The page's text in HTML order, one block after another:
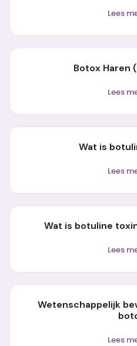
Lees
Botox Haren
Lees
Wat is
Lees
Wat is botuline
Lees
Wetenschappelijk
Lees